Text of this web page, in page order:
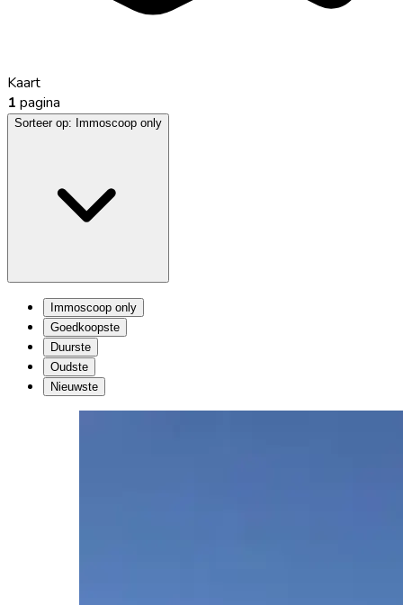
Kaart
1 pagina
Sorteer op: Immoscoop only
Immoscoop only
Goedkoopste
Duurste
Oudste
Nieuwste